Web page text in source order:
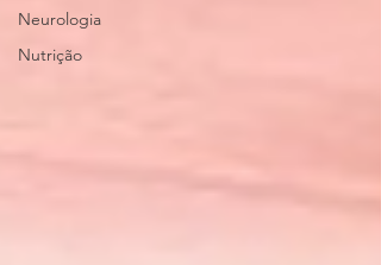
Neurologia
Nutrição